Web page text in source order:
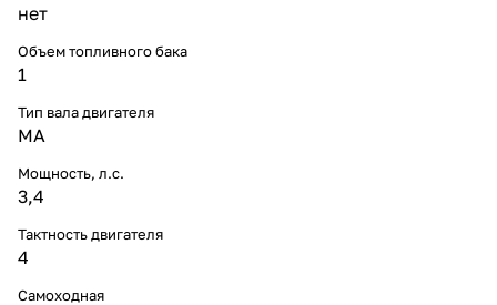
нет
Объем топливного бака
1
Тип вала двигателя
MA
Мощность, л.с.
3,4
Тактность двигателя
4
Самоходная